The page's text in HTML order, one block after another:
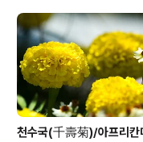
천수국(千壽菊)/아프리칸